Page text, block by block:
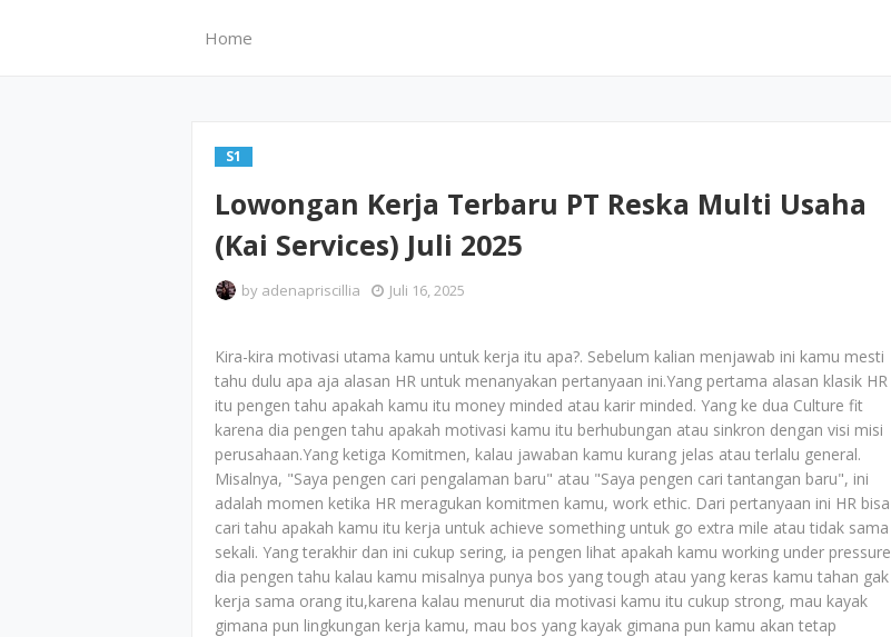
Home
S1
Lowongan Kerja Terbaru PT Reska Multi Usaha
(Kai Services) Juli 2025
by adenapriscillia Juli 16, 2025
Kira-kira motivasi utama kamu untuk kerja itu apa?. Sebelum kalian menjawab ini kamu mesti
tahu dulu apa aja alasan HR untuk menanyakan pertanyaan ini.Yang pertama alasan klasik HR
itu pengen tahu apakah kamu itu money minded atau karir minded. Yang ke dua Culture fit
karena dia pengen tahu apakah motivasi kamu itu berhubungan atau sinkron dengan visi misi
perusahaan.Yang ketiga Komitmen, kalau jawaban kamu kurang jelas atau terlalu general.
Misalnya, "Saya pengen cari pengalaman baru" atau "Saya pengen cari tantangan baru", ini
adalah momen ketika HR meragukan komitmen kamu, work ethic. Dari pertanyaan ini HR bisa
cari tahu apakah kamu itu kerja untuk achieve something untuk go extra mile atau tidak sama
sekali. Yang terakhir dan ini cukup sering, ia pengen lihat apakah kamu working under pressure
dia pengen tahu kalau kamu misalnya punya bos yang tough atau yang keras kamu tahan gak
kerja sama orang itu,karena kalau menurut dia motivasi kamu itu cukup strong, mau kayak
gimana pun lingkungan kerja kamu, mau bos yang kayak gimana pun kamu akan tetap